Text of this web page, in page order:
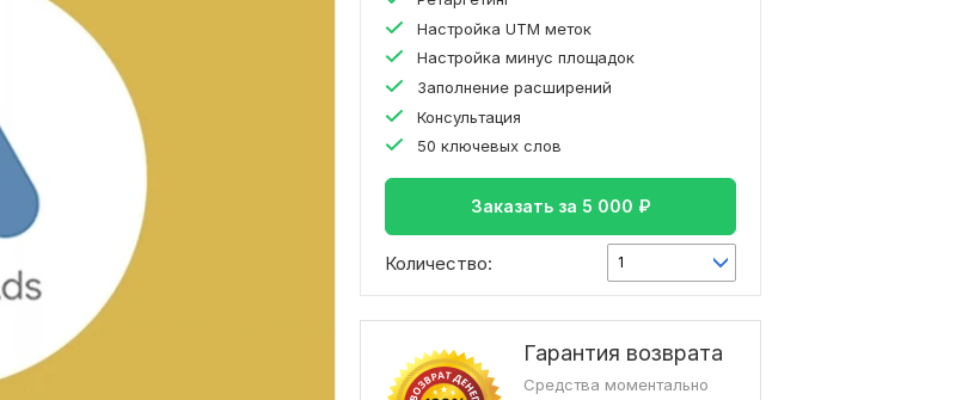
Настройка UTM меток
Настройка минус площадок
Заполнение расширений
Консультация
50 ключевых слов
Заказать за 5 000 ₽
Количество: 1
Гарантия возврата
Средства моментально